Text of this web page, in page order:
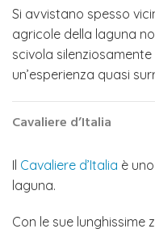
Si avvistano spesso
agricole della laguna
scivola
un’esperienza quasi
Cavaliere d’Italia
Il Cavaliere d’Italia è
laguna.
Con le sue